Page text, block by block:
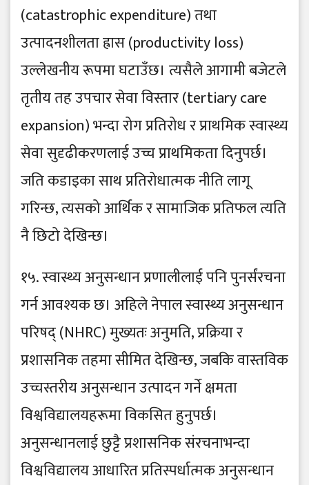
(catastrophic expenditure) तथा
उत्पादनशीलता ह्रास (productivity loss)
उल्लेखनीय रूपमा घटाउँछ। त्यसैले आगामी बजेटले
तृतीय तह उपचार सेवा विस्तार (tertiary care
expansion) भन्दा रोग प्रतिरोध र प्राथमिक स्वास्थ्य
सेवा सुदृढीकरणलाई उच्च प्राथमिकता दिनुपर्छ।
जति कडाइका साथ प्रतिरोधात्मक नीति लागू
गरिन्छ, त्यसको आर्थिक र सामाजिक प्रतिफल त्यति
नै छिटो देखिन्छ।
१५. स्वास्थ्य अनुसन्धान प्रणालीलाई पनि पुनर्संरचना
गर्न आवश्यक छ। अहिले नेपाल स्वास्थ्य अनुसन्धान
परिषद् (NHRC) मुख्यतः अनुमति, प्रक्रिया र
प्रशासनिक तहमा सीमित देखिन्छ, जबकि वास्तविक
उच्चस्तरीय अनुसन्धान उत्पादन गर्ने क्षमता
विश्वविद्यालयहरूमा विकसित हुनुपर्छ।
अनुसन्धानलाई छुट्टै प्रशासनिक संरचनाभन्दा
विश्वविद्यालय आधारित प्रतिस्पर्धात्मक अनुसन्धान